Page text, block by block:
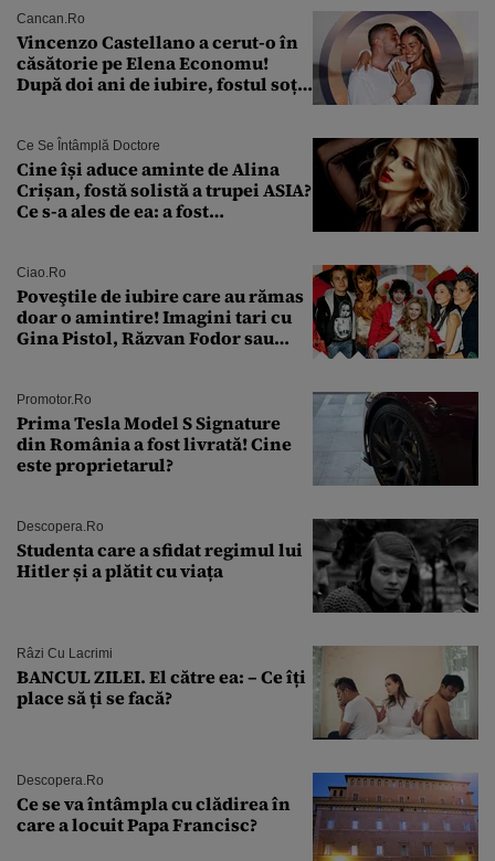
Cancan.ro
Vincenzo Castellano a cerut-o în
căsătorie pe Elena Economu!
După doi ani de iubire, fostul soț
Ce Se Întâmplă Doctore
Cine își aduce aminte de Alina
Crișan, fostă solistă a trupei ASIA?
Ce s-a ales de ea: a fost
Ciao.ro
Poveştile de iubire care au rămas
doar o amintire! Imagini tari cu
Gina Pistol, Răzvan Fodor sau
Promotor.ro
Prima Tesla Model S Signature
din România a fost livrată! Cine
este proprietarul?
Descopera.ro
Studenta care a sfidat regimul lui
Hitler și a plătit cu viața
Râzi Cu Lacrimi
BANCUL ZILEI. El către ea: – Ce îți
place să ți se facă?
Descopera.ro
Ce se va întâmpla cu clădirea în
care a locuit Papa Francisc?